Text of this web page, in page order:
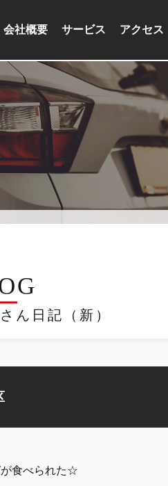
会社概要 サービス アクセス
ん日記（新）
食べられた☆